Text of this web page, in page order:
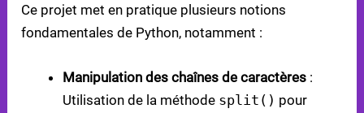
Ce projet met en pratique plusieurs notions
fondamentales de Python, notamment :
Manipulation des chaînes de caractères :
Utilisation de la méthode split() pour